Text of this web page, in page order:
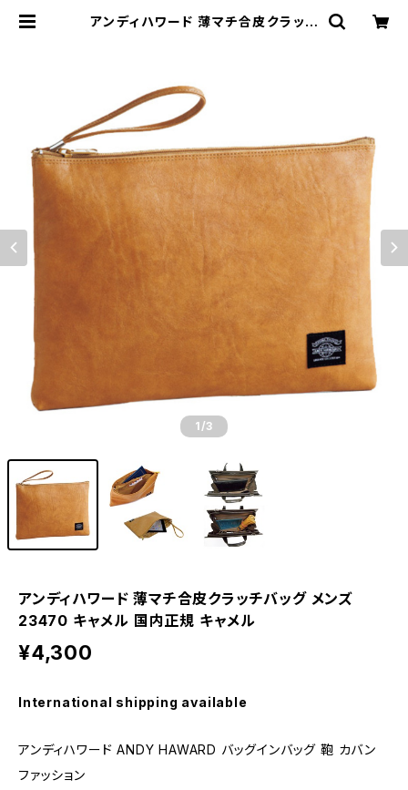
アンディハワード 薄マチ合皮クラッチ
1 /3
アンディハワード 薄マチ合皮クラッチバッグ メンズ
23470 キャメル 国内正規 キャメル
¥4,300
International shipping available
アンディハワード ANDY HAWARD バッグインバッグ 鞄 カバン
ファッション